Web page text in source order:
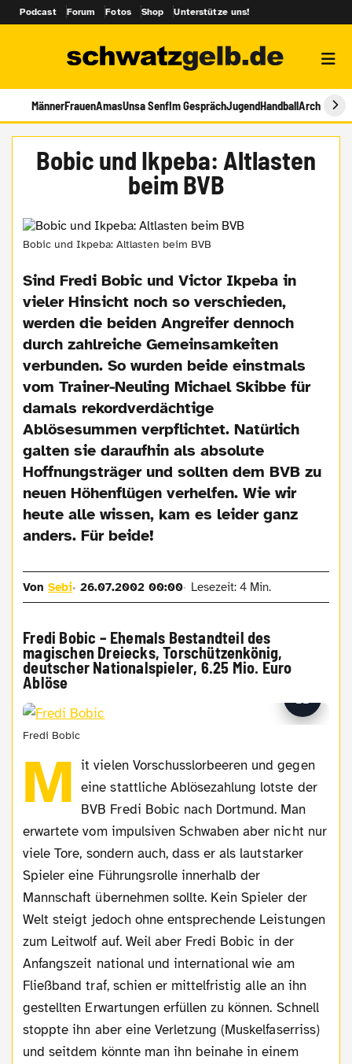
Podcast Forum Fotos Shop Unterstütze uns!
MännerFrauenAmasUnsa SenfIm GesprächJugendHandballArchiv
Bobic und Ikpeba: Altlasten
beim BVB
Bobic und Ikpeba: Altlasten beim BVB
Sind Fredi Bobic und Victor Ikpeba in
vieler Hinsicht noch so verschieden,
werden die beiden Angreifer dennoch
durch zahlreiche Gemeinsamkeiten
verbunden. So wurden beide einstmals
vom Trainer-Neuling Michael Skibbe für
damals rekordverdächtige
Ablösesummen verpflichtet. Natürlich
galten sie daraufhin als absolute
Hoffnungsträger und sollten dem BVB zu
neuen Höhenflügen verhelfen. Wie wir
heute alle wissen, kam es leider ganz
anders. Für beide!
VonSebi 26.07.2002 00:00 Lesezeit: 4 Min.
Fredi Bobic – Ehemals Bestandteil des
magischen Dreiecks, Torschützenkönig,
deutscher Nationalspieler, 6.25 Mio. Euro
Ablöse
Fredi Bobic
M it vielen Vorschusslorbeeren und gegen
eine stattliche Ablösezahlung lotste der
BVB Fredi Bobic nach Dortmund. Man
erwartete vom impulsiven Schwaben aber nicht nur
viele Tore, sondern auch, dass er als lautstarker
Spieler eine Führungsrolle innerhalb der
Mannschaft übernehmen sollte. Kein Spieler der
Welt steigt jedoch ohne entsprechende Leistungen
zum Leitwolf auf. Weil aber Fredi Bobic in der
Anfangszeit national und international wie am
Fließband traf, schien er mittelfristig alle an ihn
gestellten Erwartungen erfüllen zu können. Schnell
stoppte ihn aber eine Verletzung (Muskelfaserriss)
und seitdem könnte man ihn beinahe in einem